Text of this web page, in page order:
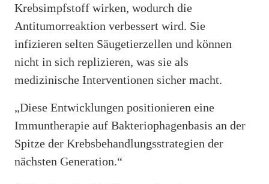
Krebsimpfstoff wirken, wodurch die
Antitumorreaktion verbessert wird. Sie
infizieren selten Säugetierzellen und können
nicht in sich replizieren, was sie als
medizinische Interventionen sicher macht.
„Diese Entwicklungen positionieren eine
Immuntherapie auf Bakteriophagenbasis an der
Spitze der Krebsbehandlungsstrategien der
nächsten Generation.“